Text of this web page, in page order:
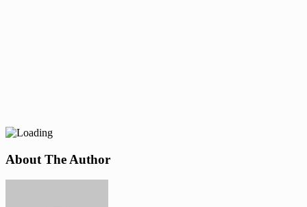
About The Author